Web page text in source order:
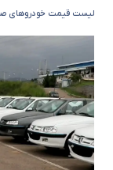
لیست قیمت خودروهای صفر بازار ایران، ۹